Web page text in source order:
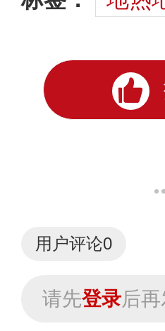
用户评论0
请先登录后